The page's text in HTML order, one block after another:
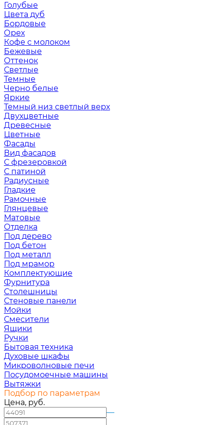
Голубые
Цвета дуб
Бордовые
Орех
Кофе с молоком
Бежевые
Оттенок
Светлые
Темные
Черно белые
Яркие
Темный низ светлый верх
Двухцветные
Древесные
Цветные
Фасады
Вид фасадов
С фрезеровкой
С патиной
Радиусные
Гладкие
Рамочные
Глянцевые
Матовые
Отделка
Под дерево
Под бетон
Под металл
Под мрамор
Комплектующие
Фурнитура
Столешницы
Стеновые панели
Мойки
Смесители
Ящики
Ручки
Бытовая техника
Духовые шкафы
Микроволновые печи
Посудомоечные машины
Вытяжки
Подбор по параметрам
Цена, руб.
—